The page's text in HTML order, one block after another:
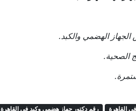
الهضمي والكبد.
الصحية.
القاهرة رقم دكتور جهاز هضمي وكبد في القاهرة